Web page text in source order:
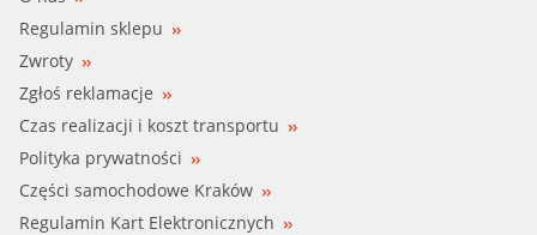
Regulamin sklepu
Zwroty
Zgłoś reklamacje
Czas realizacji i koszt transportu
Polityka prywatności
Części samochodowe Kraków
Regulamin Kart Elektronicznych